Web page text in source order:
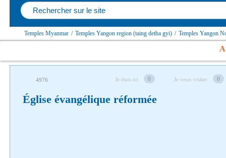
Temples Myanmar / Temples Yangon region (taing detha gyi) / Temples Yangon
4976 Je étais ici 0 Je veux visiter 0
Église évangélique réformée